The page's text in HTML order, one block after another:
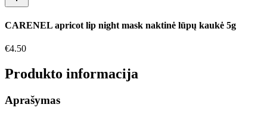
CARENEL apricot lip night mask naktinė lūpų kaukė 5g
€4.50
Produkto informacija
Aprašymas